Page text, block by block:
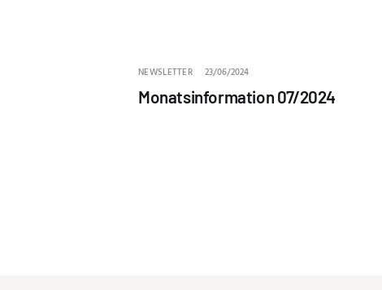
NEWSLETTER 23/06/2024
Monatsinformation 07/2024